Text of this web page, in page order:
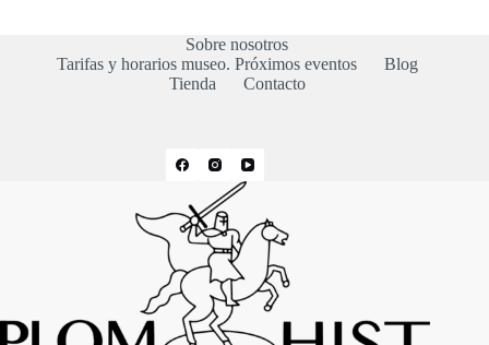
Sobre nosotros
Tarifas y horarios museo. Próximos eventos
Blog
Tienda
Contacto